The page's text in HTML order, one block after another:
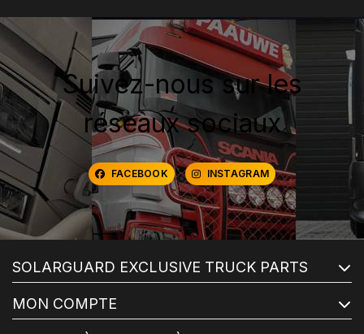
Suivez-nous sur les
réseaux sociaux
FACEBOOK INSTAGRAM
SOLARGUARD EXCLUSIVE TRUCK PARTS
MON COMPTE